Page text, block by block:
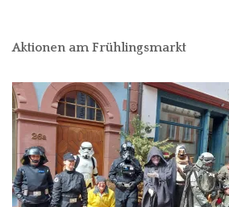
Aktionen am Frühlingsmarkt